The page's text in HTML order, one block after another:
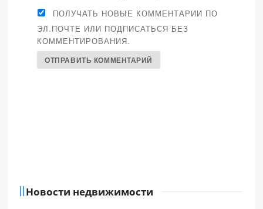
ПОЛУЧАТЬ НОВЫЕ КОММЕНТАРИИ ПО
ЭЛ.ПОЧТЕ ИЛИ ПОДПИСАТЬСЯ БЕЗ
КОММЕНТИРОВАНИЯ.
Новости недвижимости